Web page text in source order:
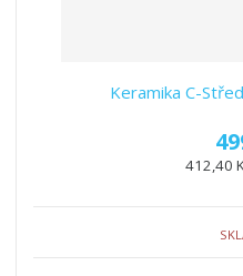
Keramika C-
412,40